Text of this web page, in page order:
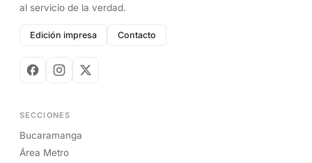
al servicio de la verdad.
Edición impresa Contacto
SECCIONES
Bucaramanga
Área Metro